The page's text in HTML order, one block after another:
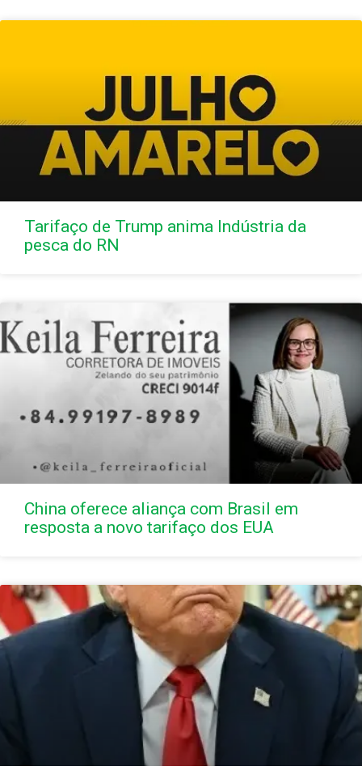
Tarifaço de Trump anima Indústria da
pesca do RN
China oferece aliança com Brasil em
resposta a novo tarifaço dos EUA